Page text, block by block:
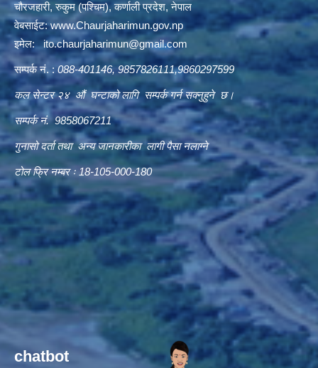
चौरजहारी, रुकुम (पश्चिम), कर्णाली प्रदेश, नेपाल
वेबसाईट:www.Chaurjaharimun.gov.np
इमेल:ito.chaurjaharimun@gmail.com
सम्पर्क नं. : 088-401146, 9857826111,9860297599
कल सेन्टर २४ औं घन्टाको लागि सम्पर्क गर्न सक्नुहुने छ।
सम्पर्क नं. 9858067211
गुनासो दर्ता तथा अन्य जानकारीका लागी पैसा नलाग्ने
टोल फ्रि नम्बर ः 18-105-000-180
chatbot